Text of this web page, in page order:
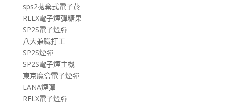
sps2拋棄式電子菸
RELX電子煙彈糖果
SP2S電子煙彈
八大兼職打工
SP2S煙彈
SP2S電子煙主機
東京魔盒電子煙彈
LANA煙彈
RELX電子煙彈